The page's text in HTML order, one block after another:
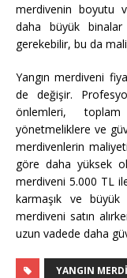
merdivenin boyutu
daha büyük
gerekebilir, bu da
Yangın merdiveni
de değişir.
önlemleri,
yönetmeliklere ve
merdivenlerin
göre daha yüksek
merdiveni 5.000 TL
karmaşık ve büyük
merdiveni satın
uzun vadede daha
YANGIN